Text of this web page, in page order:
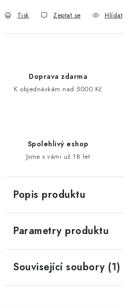
Tisk Zeptat se Hlídat
Doprava zdarma
K objednávkám nad 5000 Kč
Spolehlivý eshop
Jsme s vámi už 18 let
Popis produktu
Parametry produktu
Související soubory (1)